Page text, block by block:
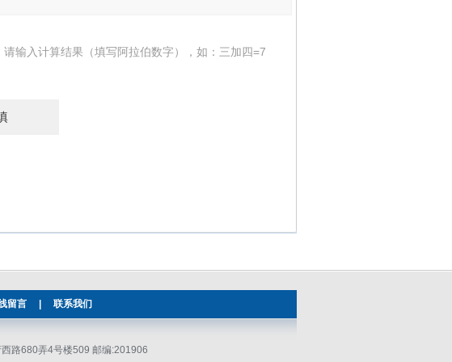
请输入计算结果（填写阿拉伯数字），如：三加四=7
留言 联系我们
路680弄4号楼509 邮编:201906